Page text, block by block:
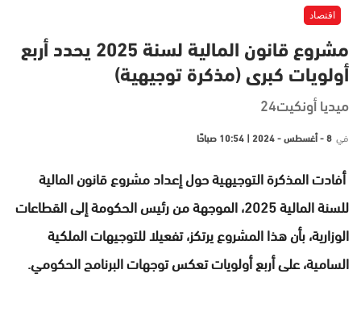
اقتصاد
مشروع قانون المالية لسنة 2025 يحدد أربع
أولويات كبرى (مذكرة توجيهية)
ميديا أونكيت24
في 8 - أغسطس - 2024 | 10:54 صباحًا
أفادت المذكرة التوجيهية حول إعداد مشروع قانون المالية
للسنة المالية 2025، الموجهة من رئيس الحكومة إلى القطاعات
الوزارية، بأن هذا المشروع يرتكز، تفعيلا للتوجيهات الملكية
السامية، على أربع أولويات تعكس توجهات البرنامج الحكومي.